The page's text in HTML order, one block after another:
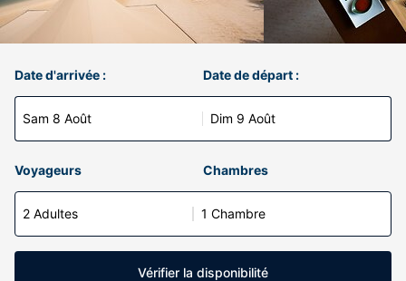
Date d'arrivée :
Sam 8 Août
Date de départ :
Dim 9 Août
Voyageurs Chambres
2 Adultes 1 Chambre
Vérifier la disponibilité